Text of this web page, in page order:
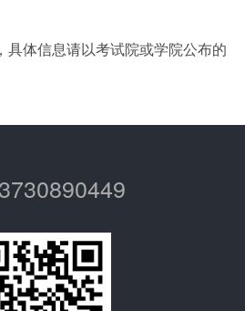
具体信息请以考试院或学院公布的